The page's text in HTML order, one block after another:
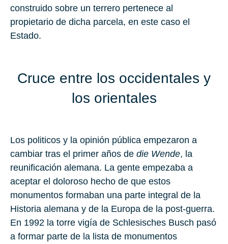
construido sobre un terrero pertenece al
propietario de dicha parcela, en este caso el
Estado.
Cruce entre los occidentales y
los orientales
Los politicos y la opinión pública empezaron a
cambiar tras el primer años de die Wende, la
reunificación alemana. La gente empezaba a
aceptar el doloroso hecho de que estos
monumentos formaban una parte integral de la
Historia alemana y de la Europa de la post-guerra.
En 1992 la torre vigía de Schlesisches Busch pasó
a formar parte de la lista de monumentos